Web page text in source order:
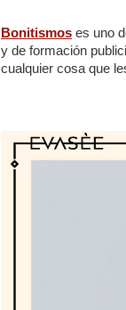
Bonitismos es uno
y de formación
cualquier cosa que